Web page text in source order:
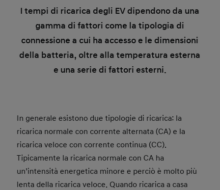
I tempi di ricarica degli EV dipendono da una
gamma di fattori come la tipologia di
connessione a cui ha accesso e le dimensioni
della batteria, oltre alla temperatura esterna
e una serie di fattori esterni.
In generale esistono due tipologie di ricarica: la
ricarica normale con corrente alternata (CA) e la
ricarica veloce con corrente continua (CC).
Tipicamente la ricarica normale con CA ha
un’intensità energetica minore e perciò è molto più
lenta della ricarica veloce. Quando ricarica a casa